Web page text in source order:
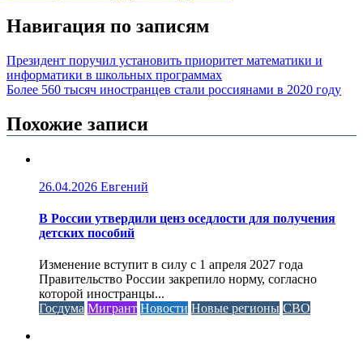
Навигация по записям
Президент поручил установить приоритет математики и
информатики в школьных программах
Более 560 тысяч иностранцев стали россиянами в 2020 году
Похожие записи
26.04.2026 Евгений
В России утвердили ценз оседлости для получения
детских пособий
Изменение вступит в силу с 1 апреля 2027 года
Правительство России закрепило норму, согласно
которой иностранцы...
Госдума Мигрант Новости Новые регионы СВО